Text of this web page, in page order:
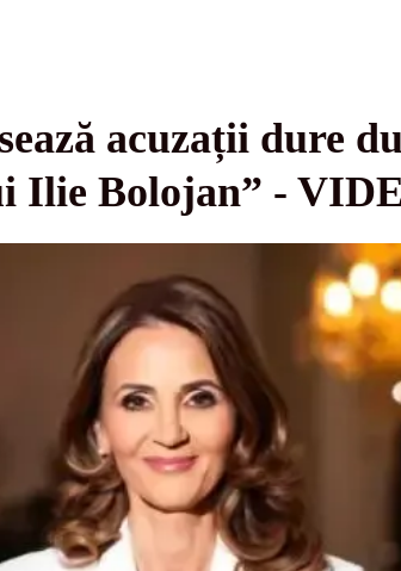
acuzații dure
Ilie Bolojan” -